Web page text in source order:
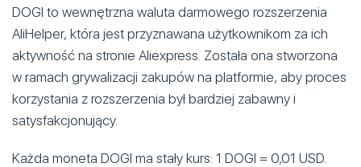
DOGI to wewnętrzna waluta darmowego rozszerzenia
AliHelper, która jest przyznawana użytkownikom za ich
aktywność na stronie Aliexpress. Została ona stworzona
w ramach grywalizacji zakupów na platformie, aby proces
korzystania z rozszerzenia był bardziej zabawny i
satysfakcjonujący.
Każda moneta DOGI ma stały kurs: 1 DOGI = 0,01 USD.